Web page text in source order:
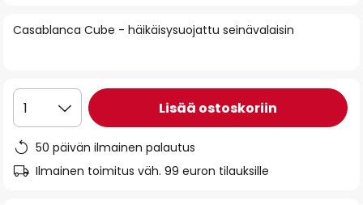
the
Casablanca Cube - häikäisysuojattu seinävalaisin
1 Lisää ostoskoriin
50 päivän ilmainen palautus
Ilmainen toimitus väh. 99 euron tilauksille